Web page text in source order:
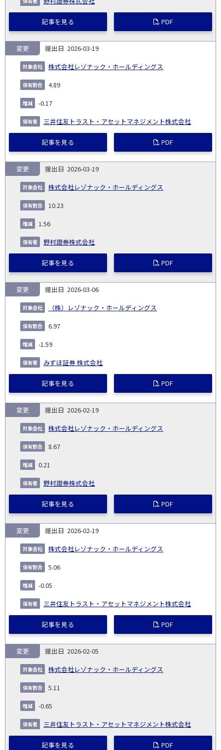
記事を見る PDF
2026-03-19
株式会社レゾナック・ホールディングス
変更
4.89
-0.17
三井住友トラスト・アセットマネジメント株式会社
記事を見る PDF
2026-03-19
株式会社レゾナック・ホールディングス
変更
10.23
1.56
野村證券株式会社
記事を見る PDF
2026-03-06
（株）レゾナック・ホールディングス
変更
6.97
-1.59
みずほ証券 株式会社
記事を見る PDF
2026-02-19
株式会社レゾナック・ホールディングス
変更
8.67
0.21
野村證券株式会社
記事を見る PDF
2026-02-19
株式会社レゾナック・ホールディングス
変更
5.06
-0.05
三井住友トラスト・アセットマネジメント株式会社
記事を見る PDF
2026-02-05
株式会社レゾナック・ホールディングス
変更
5.11
-0.65
三井住友トラスト・アセットマネジメント株式会社
記事を見る PDF